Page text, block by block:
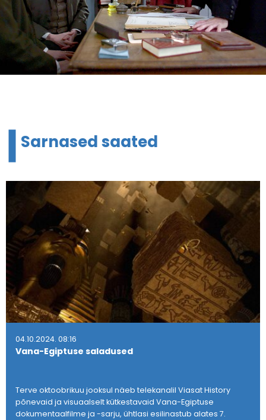
Sarnased saated
04.10.2024. 08:16
Vana-Egiptuse saladused
Terve oktoobrikuu jooksul näeb telekanalil Viasat History
põnevaid ja visuaalselt kütkestavaid Vana-Egiptuse
dokumentaalfilme ja -sarju, ühtlasi esilinastub alates 7.